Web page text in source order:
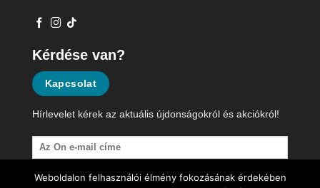
Kérdése van?
Kapcsolat
Hírlevelet kérek az aktuális újdonságokról és akciókról!
Weboldalon felhasználói élmény fokozásának érdekében